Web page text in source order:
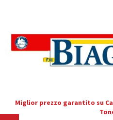
Miglior prezzo garantito su